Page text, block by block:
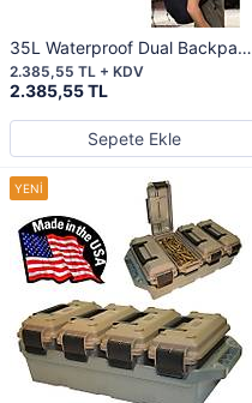
35L Waterproof Dual Backpack
BLACK
2.385,55 TL
2.385,55 TL + KDV
Sepete Ekle